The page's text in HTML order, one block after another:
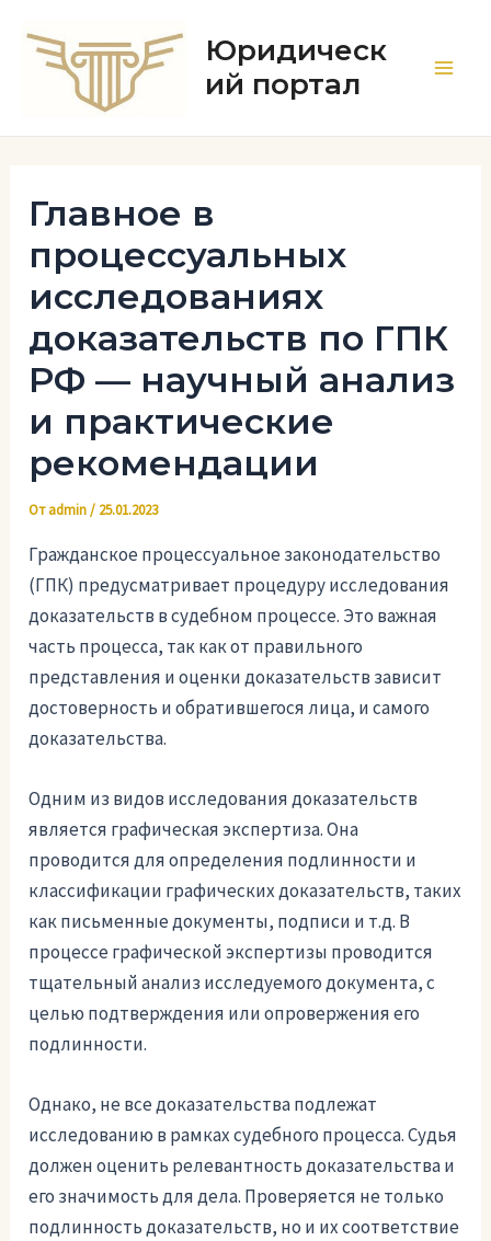
содержимому
Юридическ
ий портал
Главное в
процессуальных
исследованиях
доказательств по ГПК
РФ — научный анализ
и практические
рекомендации
Отadmin/ 25.01.2023
Гражданское процессуальное законодательство
(ГПК) предусматривает процедуру исследования
доказательств в судебном процессе. Это важная
часть процесса, так как от правильного
представления и оценки доказательств зависит
достоверность и обратившегося лица, и самого
доказательства.
Одним из видов исследования доказательств
является графическая экспертиза. Она
проводится для определения подлинности и
классификации графических доказательств, таких
как письменные документы, подписи и т.д. В
процессе графической экспертизы проводится
тщательный анализ исследуемого документа, с
целью подтверждения или опровержения его
подлинности.
Однако, не все доказательства подлежат
исследованию в рамках судебного процесса. Судья
должен оценить релевантность доказательства и
его значимость для дела. Проверяется не только
подлинность доказательств, но и их соответствие